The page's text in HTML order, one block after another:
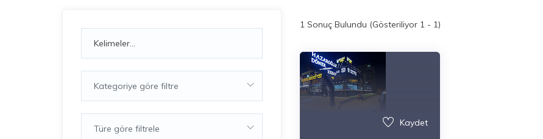
Kategoriye göre filtre
Türe göre filtrele
1 Sonuç Bulundu (Gösteriliyor 1 - 1)
Kaydet